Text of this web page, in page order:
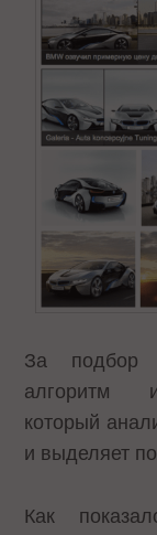
За
алгоритм
который
и выделяет
Как